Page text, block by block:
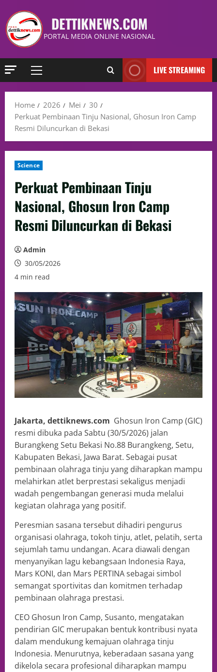
DETTIKNEWS.COM
PORTAL MEDIA ONLINE NASIONAL
LIVE STREAMING
Home 2026 Mei
30
Perkuat Pembinaan Tinju Nasional, Ghosun Iron Camp
Resmi Diluncurkan di Bekasi
Science
Perkuat Pembinaan Tinju
Nasional, Ghosun Iron Camp
Resmi Diluncurkan di Bekasi
Admin
30/05/2026
4 min read
Jakarta, dettiknews.com Ghosun Iron Camp (GIC)
resmi dibuka pada Sabtu (30/5/2026) jalan
Burangkeng Setu Bekasi No.88 Burangkeng, Setu,
Kabupaten Bekasi, Jawa Barat. Sebagai pusat
pembinaan olahraga tinju yang diharapkan mampu
melahirkan atlet berprestasi sekaligus menjadi
wadah pengembangan generasi muda melalui
kegiatan olahraga yang positif.
Peresmian sasana tersebut dihadiri pengurus
organisasi olahraga, tokoh tinju, atlet, pelatih, serta
sejumlah tamu undangan. Acara diawali dengan
menyanyikan lagu kebangsaan Indonesia Raya,
Mars KONI, dan Mars PERTINA sebagai simbol
semangat sportivitas dan komitmen terhadap
pembinaan olahraga prestasi.
CEO Ghosun Iron Camp, Susanto, mengatakan
pendirian GIC merupakan bentuk kontribusi nyata
dalam mendukung kemajuan olahraga tinju
Indonesia. Menurutnya, keberadaan sasana yang
dikelola secara profesional diharapkan mampu